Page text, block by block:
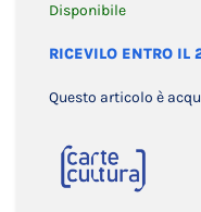
Disponibile
RICEVILO ENTRO IL
Questo articolo è